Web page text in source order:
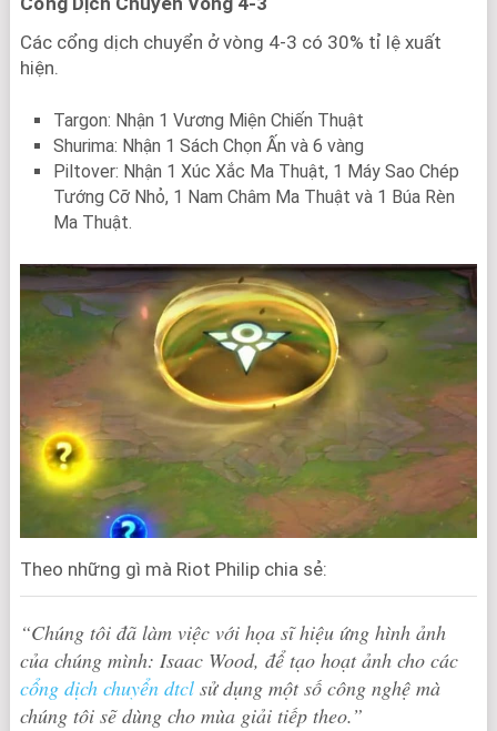
Các cổng dịch chuyển ở vòng 4-3 có 30% tỉ lệ xuất
hiện.
Targon: Nhận 1 Vương Miện Chiến Thuật
Shurima: Nhận 1 Sách Chọn Ấn và 6 vàng
Piltover: Nhận 1 Xúc Xắc Ma Thuật, 1 Máy Sao Chép
Tướng Cỡ Nhỏ, 1 Nam Châm Ma Thuật và 1 Búa Rèn
Ma Thuật.
Theo những gì mà Riot Philip chia sẻ:
“Chúng tôi đã làm việc với họa sĩ hiệu ứng hình ảnh
của chúng mình: Isaac Wood, để tạo hoạt ảnh cho các
cổng dịch chuyển dtclsử dụng một số công nghệ mà
chúng tôi sẽ dùng cho mùa giải tiếp theo.”